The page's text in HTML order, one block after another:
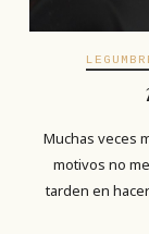
Muchas veces
motivos no
tarden en